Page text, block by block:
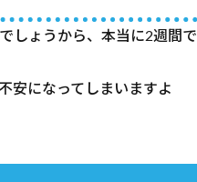
しょうから、本当に2週間で
安になってしまいますよ